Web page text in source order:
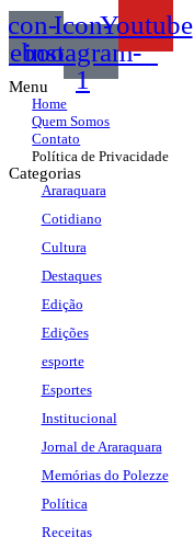
Icon-Icon-
instagram-
1
Youtube
Menu
Home
Quem Somos
Contato
Política de Privacidade
Categorias
Araraquara
Cotidiano
Cultura
Destaques
Edição
Edições
esporte
Esportes
Institucional
Jornal de Araraquara
Memórias do Polezze
Política
Receitas